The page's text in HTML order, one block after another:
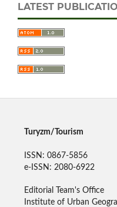
LATEST
Turyzm/Tourism
ISSN: 0867-5856
e-ISSN: 2080-6922
Editorial Team's Office
Institute of Urban